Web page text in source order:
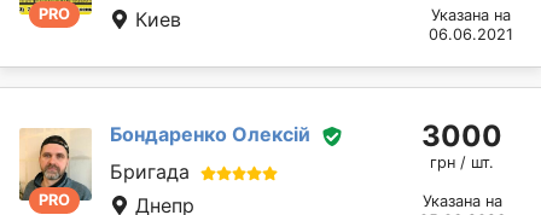
PRO
Киев
Указана на
06.06.2021
PRO
Бондаренко Олексій
Бригада
Днепр
3000
грн / шт.
Указана на